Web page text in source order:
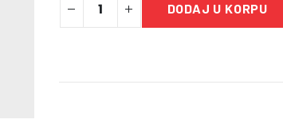
DODAJ U KORPU